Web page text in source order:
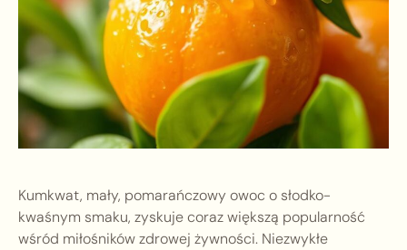
Kumkwat, mały, pomarańczowy owoc o słodko-
kwaśnym smaku, zyskuje coraz większą popularność
wśród miłośników zdrowej żywności. Niezwykłe